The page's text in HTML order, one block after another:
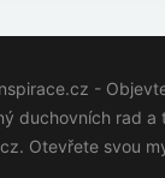
-
duchovních rad a
Otevřete svou